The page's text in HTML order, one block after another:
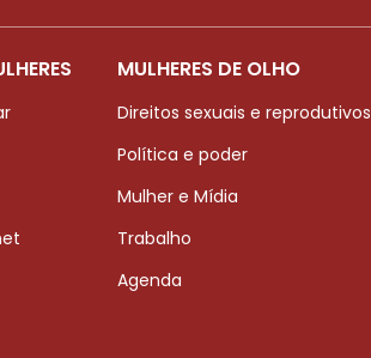
MULHERES DE OLHO
Direitos sexuais e reprodutivos
Política e poder
Mulher e Mídia
Trabalho
Agenda